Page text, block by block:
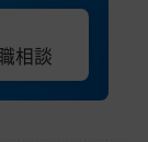
相談